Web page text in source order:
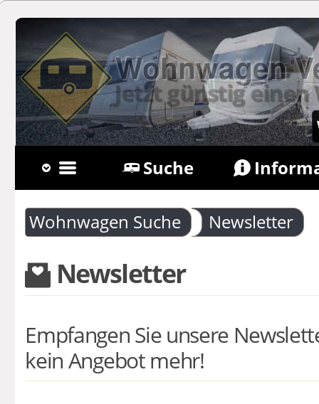
Wohnwagen
Jetzt günstig
Suche
Belegungskalender
Wohnwagen Suche Newsletter
Newsletter
Empfangen Sie unsere
kein Angebot mehr!